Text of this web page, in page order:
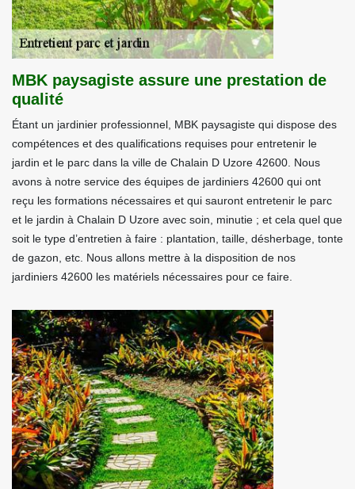
MBK paysagiste assure une prestation de
qualité
Étant un jardinier professionnel, MBK paysagiste qui dispose des
compétences et des qualifications requises pour entretenir le
jardin et le parc dans la ville de Chalain D Uzore 42600. Nous
avons à notre service des équipes de jardiniers 42600 qui ont
reçu les formations nécessaires et qui sauront entretenir le parc
et le jardin à Chalain D Uzore avec soin, minutie ; et cela quel que
soit le type d’entretien à faire : plantation, taille, désherbage, tonte
de gazon, etc. Nous allons mettre à la disposition de nos
jardiniers 42600 les matériels nécessaires pour ce faire.